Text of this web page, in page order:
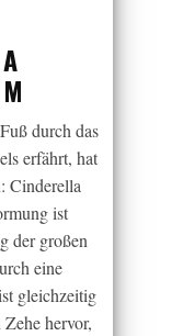
durch das
erfährt, hat
Cinderella
ist
der großen
eine
gleichzeitig
hervor,